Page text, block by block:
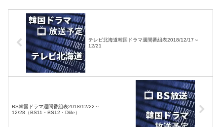
テレビ北海道韓国ドラマ週間番組表2018/12/17～
12/21
BS韓国ドラマ週間番組表2018/12/22～
12/28（BS11・BS12・Dlife）